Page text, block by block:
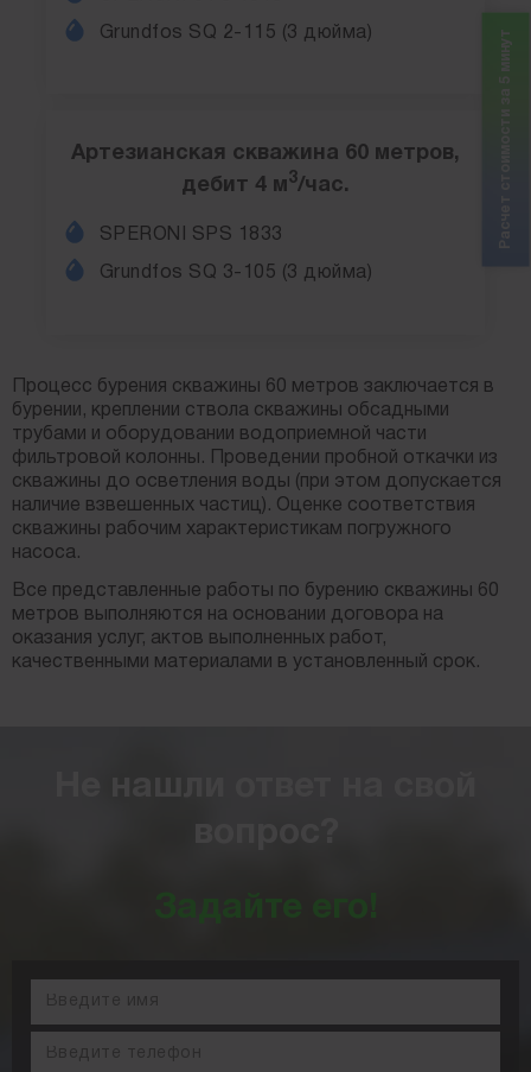
Grundfos SQ 2-115 (3 дюйма)
Артезианская скважина 60 метров,
дебит 4 м3/час.
SPERONI SPS 1833
Grundfos SQ 3-105 (3 дюйма)
Процесс бурения скважины 60 метров заключается в
бурении, креплении ствола скважины обсадными
трубами и оборудовании водоприемной части
фильтровой колонны. Проведении пробной откачки из
скважины до осветления воды (при этом допускается
наличие взвешенных частиц). Оценке соответствия
скважины рабочим характеристикам погружного
насоса.
Все представленные работы по бурению скважины 60
метров выполняются на основании договора на
оказания услуг, актов выполненных работ,
качественными материалами в установленный срок.
Задайте его!